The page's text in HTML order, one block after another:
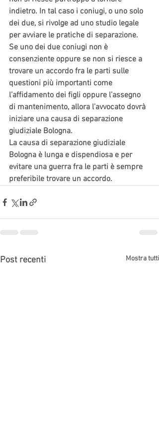
indietro. In tal caso i coniugi, o uno solo
dei due, si rivolge ad uno studio legale
per avviare le pratiche di separazione.
Se uno dei due coniugi non è
consenziente oppure se non si riesce a
trovare un accordo fra le parti sulle
questioni più importanti come
l’affidamento dei figli oppure l’assegno
di mantenimento, allora l’avvocato dovrà
iniziare una causa di separazione
giudiziale Bologna.
La causa di separazione giudiziale
Bologna è lunga e dispendiosa e per
evitare una guerra fra le parti è sempre
preferibile trovare un accordo.
Post recenti Mostra tutti